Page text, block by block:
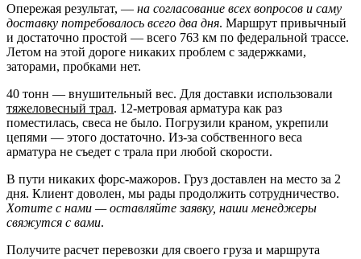
Опережая результат, — на согласование всех вопросов и саму
доставку потребовалось всего два дня. Маршрут привычный
и достаточно простой — всего 763 км по федеральной трассе.
Летом на этой дороге никаких проблем с задержками,
заторами, пробками нет.
40 тонн — внушительный вес. Для доставки использовали
тяжеловесный трал. 12-метровая арматура как раз
поместилась, свеса не было. Погрузили краном, укрепили
цепями — этого достаточно. Из-за собственного веса
арматура не съедет с трала при любой скорости.
В пути никаких форс-мажоров. Груз доставлен на место за 2
дня. Клиент доволен, мы рады продолжить сотрудничество.
Хотите с нами — оставляйте заявку, наши менеджеры
свяжутся с вами.
Получите расчет перевозки для своего груза и маршрута